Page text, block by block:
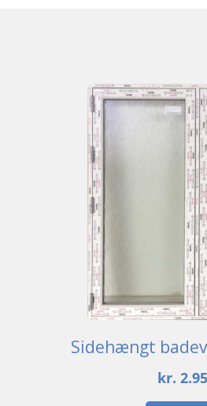
Sidehængt
kr.